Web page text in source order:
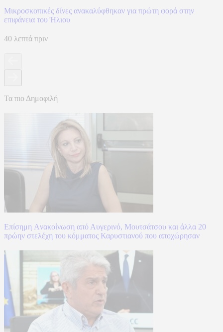
Μικροσκοπικές δίνες ανακαλύφθηκαν για πρώτη φορά στην
επιφάνεια του Ήλιου
40 λεπτά πριν
Τα πιο Δημοφιλή
Επίσημη Aνακοίνωση από Αυγερινό, Μουτσάτσου και άλλα 20
πρώην στελέχη του κόμματος Καρυστιανού που αποχώρησαν